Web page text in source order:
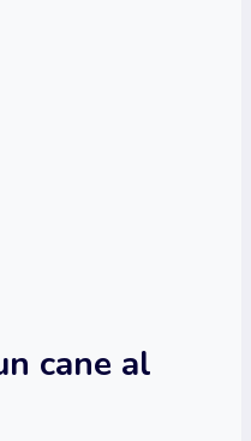
cane al